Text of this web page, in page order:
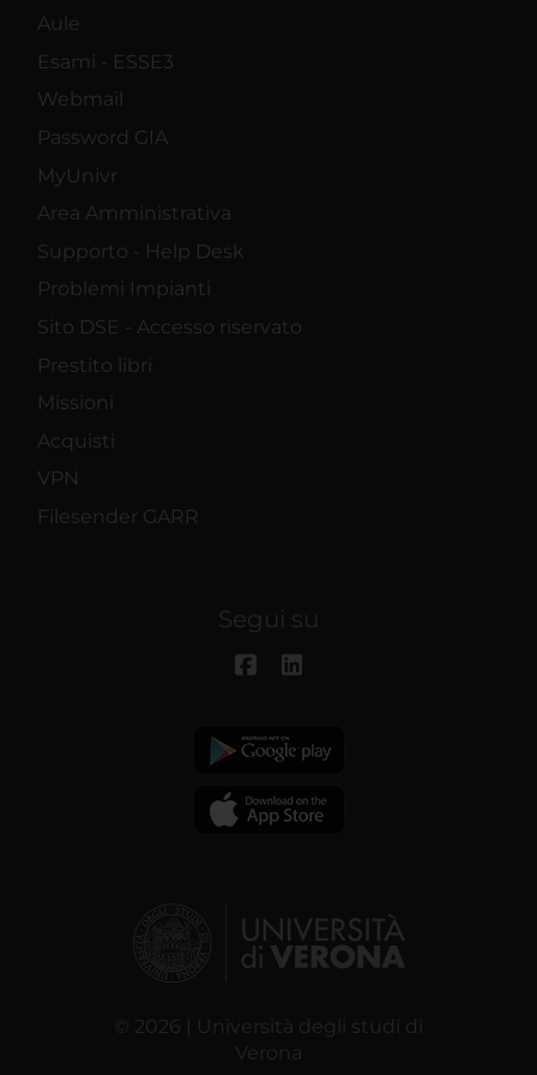
Aule
Esami - ESSE3
Webmail
Password GIA
MyUnivr
Area Amministrativa
Supporto - Help Desk
Problemi Impianti
Sito DSE - Accesso riservato
Prestito libri
Missioni
Acquisti
VPN
Filesender GARR
Segui su
© 2026 | Università degli studi di
Verona